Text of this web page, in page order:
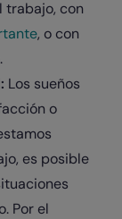
trabajo, con
, o con
Los sueños
o
es posible
Por el